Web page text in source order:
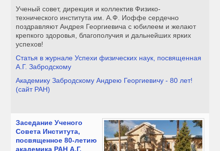
Ученый совет, дирекция и коллектив Физико-
технического института им. А.Ф. Иоффе сердечно
поздравляют Андрея Георгиевича с юбилеем и желают
крепкого здоровья, благополучия и дальнейших ярких
успехов!
Статья в журнале Успехи физических наук, посвященная
А.Г. Забродскому
Академику Забродскому Андрею Георгиевичу - 80 лет!
(сайт РАН)
Заседание Ученого
Совета Института,
посвященное 80-летию
академика РАН А.Г.